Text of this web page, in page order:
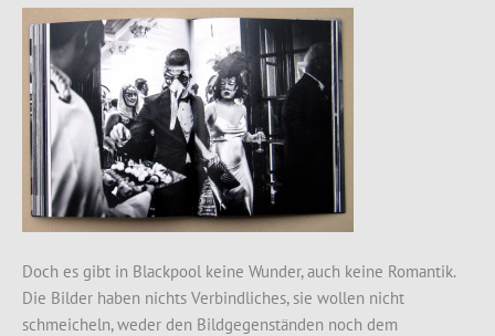
Doch es gibt in Blackpool keine Wunder, auch keine Romantik.
Die Bilder haben nichts Verbindliches, sie wollen nicht
schmeicheln, weder den Bildgegenständen noch dem